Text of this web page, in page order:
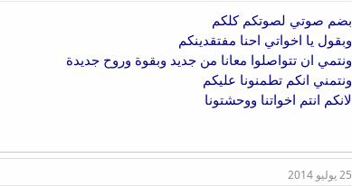
بضم صوتي لصوتكم كلكم
وبقول يا اخواتي احنا مفتقدينكم
ونتمي ان تتواصلوا معانا من جديد وبقوة وروح جديدة
ونتمني انكم تطمنونا عليكم
لانكم انتم اخواتنا ووحشتونا
25 يوليو 2014